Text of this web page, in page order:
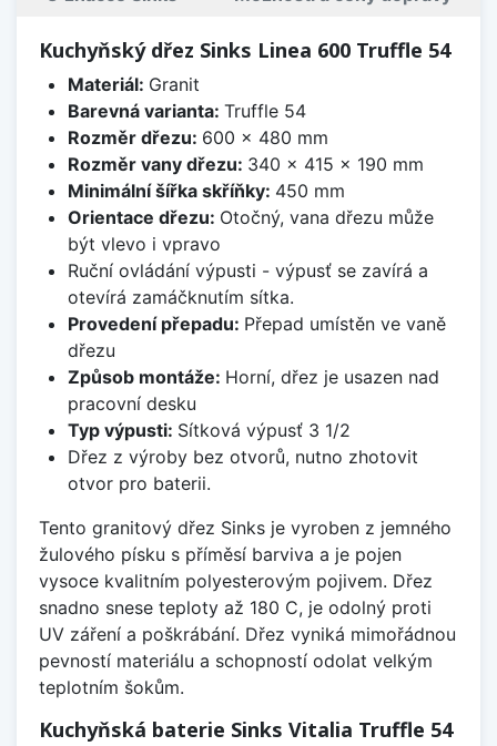
Kuchyňský dřez Sinks Linea 600 Truffle 54
Materiál: Granit
Barevná varianta: Truffle 54
Rozměr dřezu: 600 x 480 mm
Rozměr vany dřezu: 340 x 415 x 190 mm
Minimální šířka skříňky: 450 mm
Orientace dřezu: Otočný, vana dřezu může
být vlevo i vpravo
Ruční ovládání výpusti - výpusť se zavírá a
otevírá zamáčknutím sítka.
Provedení přepadu: Přepad umístěn ve vaně
dřezu
Způsob montáže: Horní, dřez je usazen nad
pracovní desku
Typ výpusti: Sítková výpusť 3 1/2
Dřez z výroby bez otvorů, nutno zhotovit
otvor pro baterii.
Tento granitový dřez Sinks je vyroben z jemného
žulového písku s příměsí barviva a je pojen
vysoce kvalitním polyesterovým pojivem. Dřez
snadno snese teploty až 180 C, je odolný proti
UV záření a poškrábání. Dřez vyniká mimořádnou
pevností materiálu a schopností odolat velkým
teplotním šokům.
Kuchyňská baterie Sinks Vitalia Truffle 54